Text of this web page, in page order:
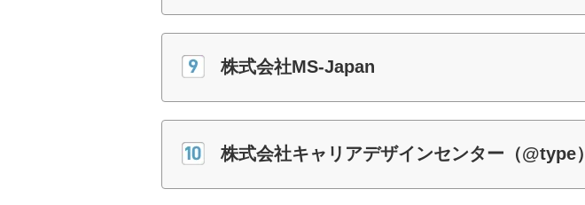
株式会社MS-Japan
株式会社キャリアデザインセンター（@type）